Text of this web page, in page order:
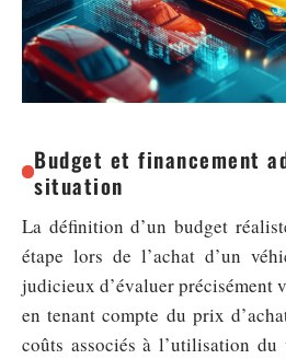
Budget et financement
situation
La définition d’un budget
étape lors de l’achat d’un
judicieux d’évaluer précisément
en tenant compte du prix
coûts associés à l’utilisation du